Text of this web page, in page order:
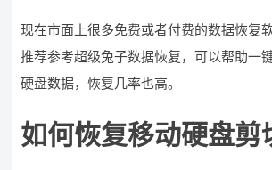
现在市面上很多免费或者付费的数据恢复
推荐参考超级兔子数据恢复，可以帮助一
硬盘数据，恢复几率也高。
如何恢复移动硬盘剪